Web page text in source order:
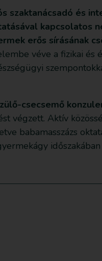
szaktanácsadó és
kapcsolatos
erős sírásának
véve a fizikai és
csecsemő
végzett. Aktív
babamasszázs